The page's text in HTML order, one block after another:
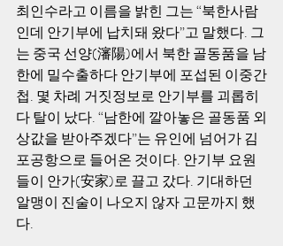
최인수라고 이름을 밝힌 그는 “북한사람
인데 안기부에 납치돼 왔다”고 말했다. 그
는 중국 선양(瀋陽)에서 북한 골동품을 남
한에 밀수출하다 안기부에 포섭된 이중간
첩. 몇 차례 거짓정보로 안기부를 괴롭히
다 탈이 났다. “남한에 깔아놓은 골동품 외
상값을 받아주겠다”는 유인에 넘어가 김
포공항으로 들어온 것이다. 안기부 요원
들이 안가(安家)로 끌고 갔다. 기대하던
알맹이 진술이 나오지 않자 고문까지 했
다.